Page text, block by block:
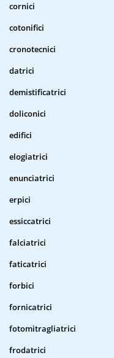
cornici
cotonifici
cronotecnici
datrici
demistificatrici
doliconici
edifici
elogiatrici
enunciatrici
erpici
essiccatrici
falciatrici
faticatrici
forbici
fornicatrici
fotomitragliatrici
frodatrici